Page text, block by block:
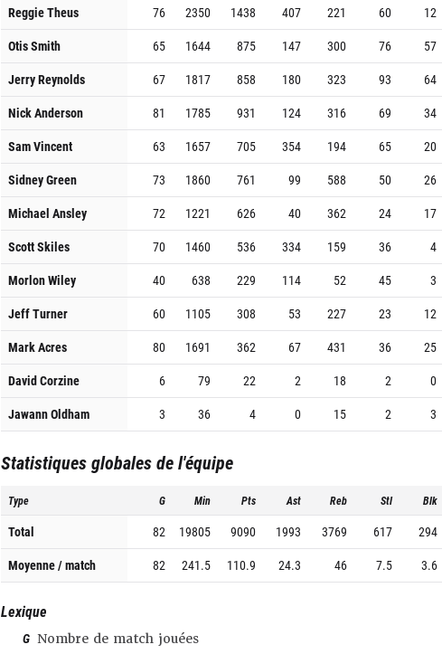
Reggie Theus
76 2350 1438 407 221 60 12
Otis Smith
65 1644 875 147 300 76 57
Jerry Reynolds
67 1817 858 180 323 93 64
Nick Anderson
81 1785 931 124 316 69 34
Sam Vincent
63 1657 705 354 194 65 20
Sidney Green
73 1860 761 99 588 50 26
Michael Ansley
72 1221 626 40 362 24 17
Scott Skiles
70 1460 536 334 159 36 4
Morlon Wiley
40 638 229 114 52 45 3
Jeff Turner
60 1105 308 53 227 23 12
Mark Acres
80 1691 362 67 431 36 25
David Corzine
6 79 22 2 18 2 0
Jawann Oldham
3 36 4 0 15 2 3
Statistiques globales de l'équipe
Type G Min Pts Ast Reb Stl Blk
Total 82 19805 9090 1993 3769 617 294
Moyenne / match
82 241.5 110.9 24.3 46 7.5 3.6
Lexique
G Nombre de match jouées